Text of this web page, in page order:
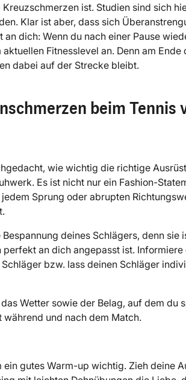
ist. Studien sind sich
Klar ist aber, dass sich
an dich: Wenn du nach einer Pause
Fitnesslevel an. Denn am
dabei auf der Strecke bleibt.
beim Tennis
wie wichtig die richtige
Es ist nicht nur ein Fashion-
Sprung oder abrupten
deines Schlägers, denn sie
an dich angepasst ist.
bzw. lass deinen Schläger
Wetter sowie der Belag, auf dem du
und nach dem Match.
ein gutes Warm-up wichtig. Zieh deine